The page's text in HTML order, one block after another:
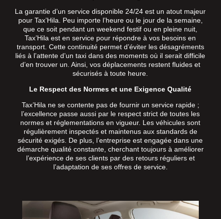
La garantie d’un service disponible 24/24 est un atout majeur
pour Tax’Hila. Peu importe l’heure ou le jour de la semaine,
que ce soit pendant un weekend festif ou en pleine nuit,
Tax’Hila est en service pour répondre à vos besoins en
transport. Cette continuité permet d’éviter les désagréments
liés à l’attente d’un taxi dans des moments où il serait difficile
d’en trouver un. Ainsi, vos déplacements restent fluides et
sécurisés à toute heure.
Le Respect des Normes et une Exigence Qualité
Tax’Hila ne se contente pas de fournir un service rapide ;
l’excellence passe aussi par le respect strict de toutes les
normes et réglementations en vigueur. Les véhicules sont
régulièrement inspectés et maintenus aux standards de
sécurité exigés. De plus, l’entreprise est engagée dans une
démarche qualité constante, cherchant toujours à améliorer
l’expérience de ses clients par des retours réguliers et
l’adaptation de ses offres de service.